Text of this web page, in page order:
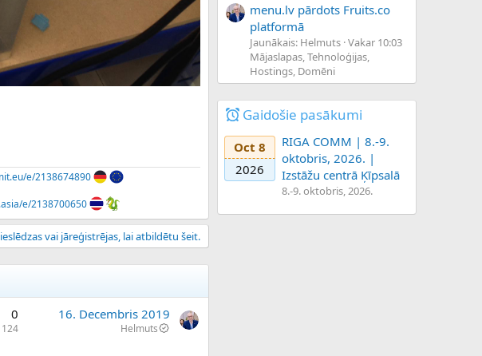
e/2138674890
e/2138700650
vai jāreģistrējas, lai atbildētu šeit.
0
124
16. Decembris 2019
Helmuts
menu.lv pārdots Fruits.co
platformā
Jaunākais: Helmuts Vakar 10:03
Mājaslapas, Tehnoloģijas,
Hostings, Domēni
Gaidošie pasākumi
Oct 8
2026
RIGA COMM | 8.-9.
oktobris, 2026. |
Izstāžu centrā Ķīpsalā
8.-9. oktobris, 2026.